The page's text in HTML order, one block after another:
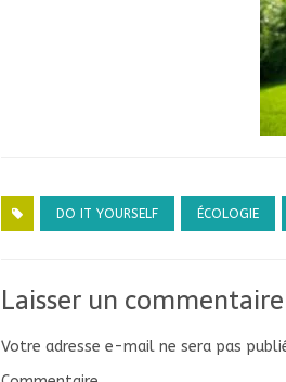
DO IT YOURSELF ÉCOLOGIE
Laisser un commentaire
Votre adresse e-mail ne sera pas